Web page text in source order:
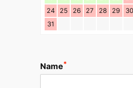
24
25 26 27 28 29
30
31
Name*